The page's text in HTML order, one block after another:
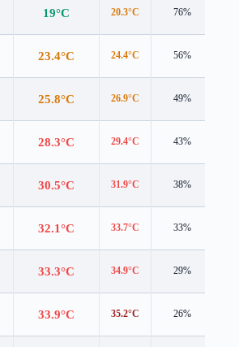
19°C 20.3°C 76%
23.4°C 24.4°C 56%
25.8°C 26.9°C 49%
28.3°C 29.4°C 43%
30.5°C 31.9°C 38%
32.1°C 33.7°C 33%
33.3°C 34.9°C 29%
33.9°C 35.2°C 26%